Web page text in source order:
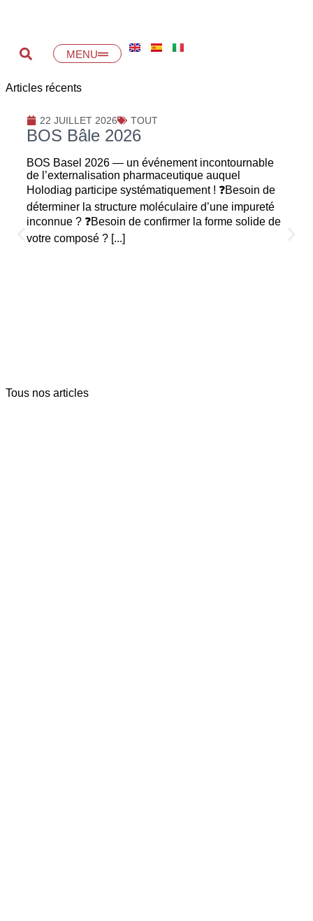
MENU
Articles récents
22 JUILLET 2026 TOUT
BOS Bâle 2026
BOS Basel 2026 — un événement incontournable
de l’externalisation pharmaceutique auquel
Holodiag participe systématiquement ! ❓Besoin de
déterminer la structure moléculaire d’une impureté
inconnue ? ❓Besoin de confirmer la forme solide de
votre composé ? [...]
Tous nos articles